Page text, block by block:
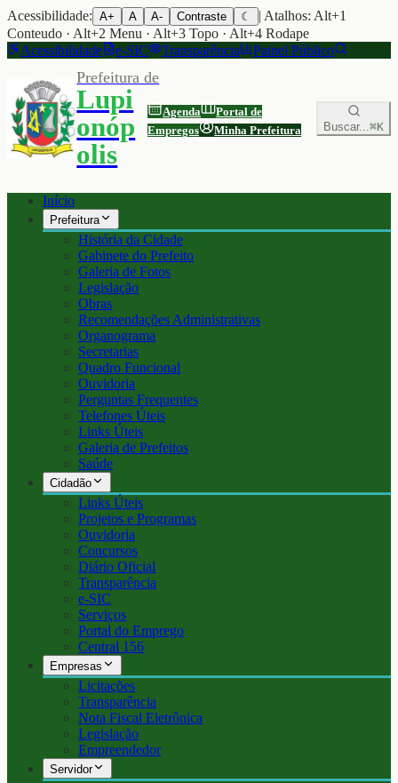
Acessibilidade: A+ A A- Contraste ☾
| Atalhos: Alt+1
Conteudo · Alt+2 Menu · Alt+3 Topo · Alt+4 Rodape
Acessibilidade
e-SIC Transparência Painel Público
Prefeitura de
Lupi
onóp
olis
Agenda
Portal de
Empregos
Minha Prefeitura Buscar...⌘K
Início
Prefeitura
História da Cidade
Gabinete do Prefeito
Galeria de Fotos
Legislação
Obras
Recomendações Administrativas
Organograma
Secretarias
Quadro Funcional
Ouvidoria
Perguntas Frequentes
Telefones Úteis
Links Úteis
Galeria de Prefeitos
Saúde
Cidadão
Links Úteis
Projetos e Programas
Ouvidoria
Concursos
Diário Oficial
Transparência
e-SIC
Serviços
Portal do Emprego
Central 156
Empresas
Licitações
Transparência
Nota Fiscal Eletrônica
Legislação
Empreendedor
Servidor